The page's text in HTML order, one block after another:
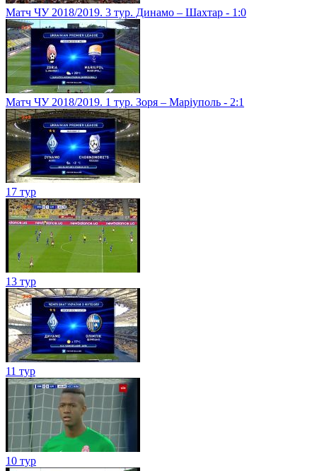
Матч ЧУ 2018/2019. 3 тур. Динамо – Шахтар - 1:0
Матч ЧУ 2018/2019. 1 тур. Зоря – Маріуполь - 2:1
17 тур
13 тур
11 тур
10 тур